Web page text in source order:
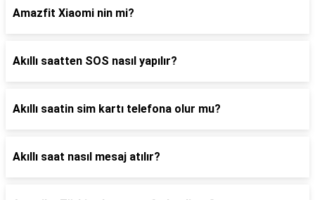
Amazfit Xiaomi nin mi?
Akıllı saatten SOS nasıl yapılır?
Akıllı saatin sim kartı telefona olur mu?
Akıllı saat nasıl mesaj atılır?